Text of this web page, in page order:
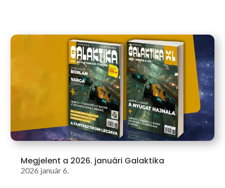
Megjelent a 2026. januári Galaktika
2026 január 6.